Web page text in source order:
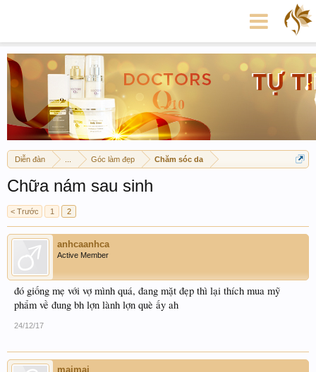
Diễn đàn Góc làm đẹp Chăm sóc da
Chữa nám sau sinh
< Trước 1 2
anhcaanhca
Active Member
đó giống mẹ với vợ mình quá, đang mặt đẹp thì lại thích mua mỹ
phẩm về đung bh lợn lành lợn què ấy ah
24/12/17
maimai